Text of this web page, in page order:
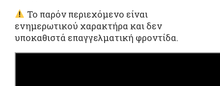
Το παρόν περιεχόμενο είναι
ενημερωτικού χαρακτήρα και δεν
υποκαθιστά επαγγελματική φροντίδα.